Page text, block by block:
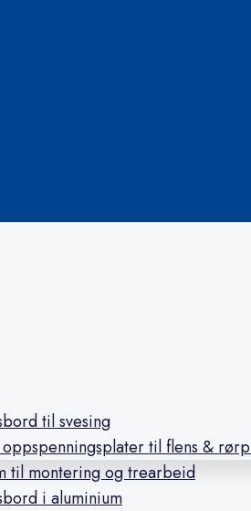
til svesing
til flens &
til montering og trearbeid
i aluminium